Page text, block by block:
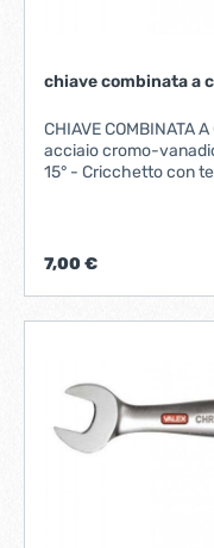
chiave combinata a
CHIAVE COMBINATA
acciaio cromo-
15° - Cricchetto con
7,00 €